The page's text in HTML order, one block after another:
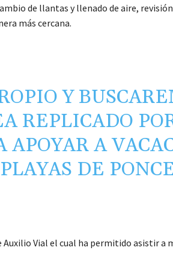
de llantas y llenado de aire,
más cercana.
Y
REPLICADO
A
DE
Vial el cual ha permitido asistir a